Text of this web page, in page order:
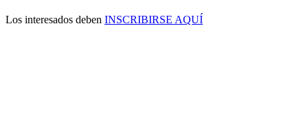
Los interesados deben INSCRIBIRSE AQUÍ